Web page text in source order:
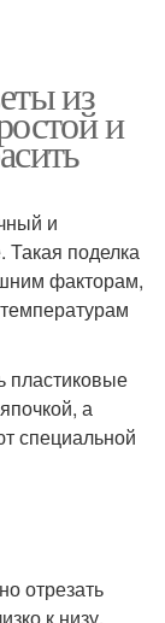
из
и
и
поделка
факторам,
пластиковые
а
специальной
отрезать